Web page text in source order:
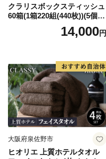
クラリスボックスティッシュ
60箱(1箱220組(440枚))(5個入
り×12セット)【1256759】
14,000円
大阪府泉佐野市
ヒオリエ 上質ホテルタオル